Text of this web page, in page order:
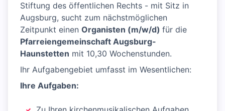
Stiftung des öffentlichen Rechts - mit Sitz in
Augsburg, sucht zum nächstmöglichen
Zeitpunkt einen Organisten (m/w/d) für die
Pfarreiengemeinschaft Augsburg-
Haunstetten mit 10,30 Wochenstunden.
Ihr Aufgabengebiet umfasst im Wesentlichen:
Ihre Aufgaben: